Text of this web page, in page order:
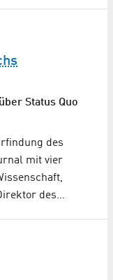
Status Quo
des
mit vier
des…